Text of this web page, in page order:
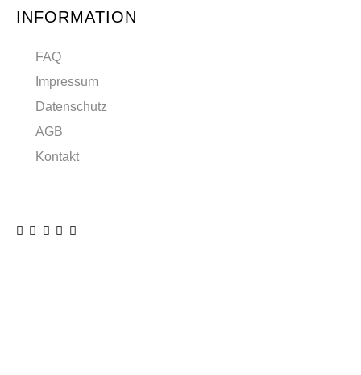
INFORMATION
FAQ
Impressum
Datenschutz
AGB
Kontakt